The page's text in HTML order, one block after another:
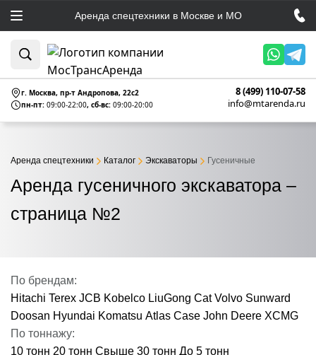
Аренда спецтехники в Москве и МО
г. Москва, пр-т Андропова, 22c2
пн-пт: 09:00-22:00, сб-вс: 09:00-20:00
8 (499) 110-07-58
info@mtarenda.ru
Аренда гусеничного экскаватора –
страница №2
Аренда спецтехники Каталог Экскаваторы Гусеничные
По брендам:
Hitachi Terex JCB Kobelco LiuGong Cat Volvo Sunward
Doosan Hyundai Komatsu Atlas Case John Deere XCMG
По тоннажу:
10 тонн 20 тонн Свыше 30 тонн До 5 тонн